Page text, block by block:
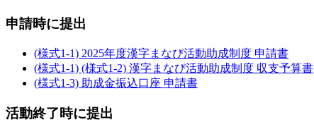
申請時に提出
(様式1-1) 2025年度漢字まなび活動助成制度 申請書
(様式1-1) (様式1-2) 漢字まなび活動助成制度 収支予算書
(様式1-3) 助成金振込口座 申請書
活動終了時に提出